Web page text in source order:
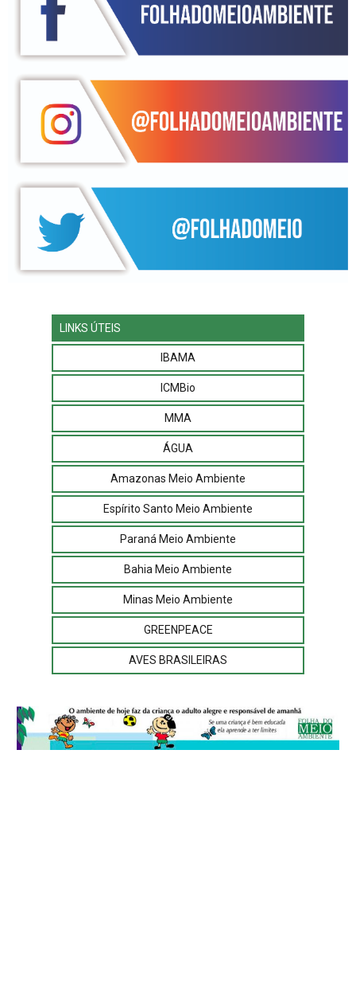
LINKS ÚTEIS
IBAMA
ICMBio
MMA
ÁGUA
Amazonas Meio Ambiente
Espírito Santo Meio Ambiente
Paraná Meio Ambiente
Bahia Meio Ambiente
Minas Meio Ambiente
GREENPEACE
AVES BRASILEIRAS